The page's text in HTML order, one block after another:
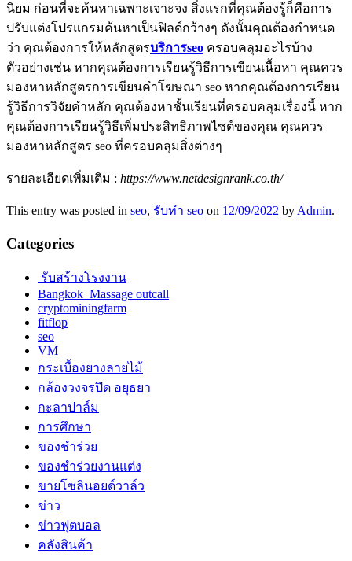
นิยม ก่อนที่จะค้นหาเฉพาะเจาะจง สิ่งแรกที่คุณต้องรู้ก็คือการ
ปรับแต่งโปรแกรมค้นหาเป็นฟิลด์กว้างๆ ดังนั้นคุณต้องกำหนด
ว่า คุณต้องการให้หลักสูตรบริการseo ครอบคลุมอะไรบ้าง
ตัวอย่างเช่น หากคุณต้องการเรียนรู้วิธีการเขียนเนื้อหา คุณควร
มองหาหลักสูตรการเขียนคำโฆษณา seo หากคุณต้องการเรียน
รู้วิธีการวิจัยคำหลัก คุณต้องหาชั้นเรียนที่ครอบคลุมเรื่องนี้ หาก
คุณต้องการเรียนรู้วิธีเพิ่มประสิทธิภาพไซต์ของคุณ คุณควร
มองหาหลักสูตร seo ที่ครอบคลุมสิ่งต่างๆ
รายละเอียดเพิ่มเติม : https://www.netdesignrank.co.th/
This entry was posted in seo, รับทำ seo on 12/09/2022 by Admin.
Categories
รับสร้างโรงงาน
Bangkok Massage outcall
cryptominingfarm
fitflop
seo
VM
กระเบื้องยางลายไม้
กล้องวงจรปิด อยุธยา
กะลาปาล์ม
การศึกษา
ของชำร่วย
ของชำร่วยงานแต่ง
ขายโซลินอยด์วาล์ว
ข่าว
ข่าวฟุตบอล
คลังสินค้า